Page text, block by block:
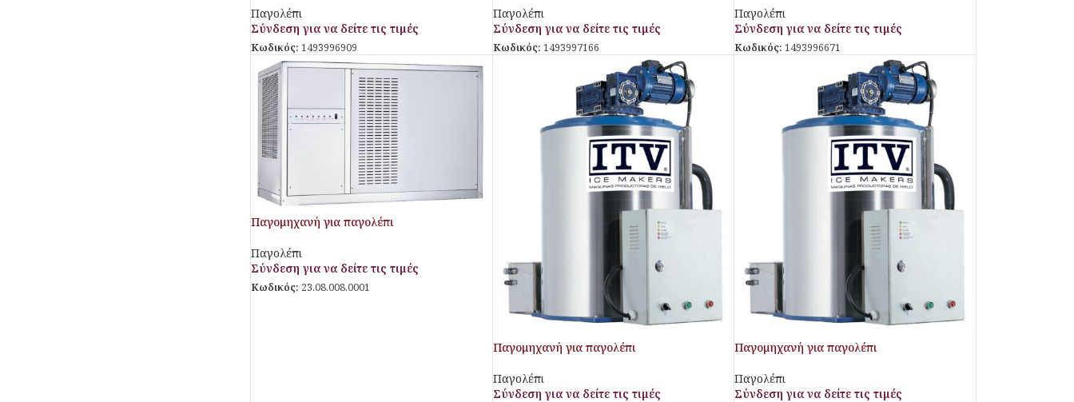
Παγολέπι
Σύνδεση για να δείτε τις τιμές
Κωδικός: 1493996909
Παγολέπι
Σύνδεση για να δείτε τις τιμές
Κωδικός: 1493997166
Παγολέπι
Σύνδεση για να δείτε τις τιμές
Κωδικός:1493996671
Παγομηχανή για παγολέπι
Παγολέπι
Σύνδεση για να δείτε τις τιμές
Κωδικός: 23.08.008.0001
Παγομηχανή για παγολέπι
Παγολέπι
Σύνδεση για να δείτε τις τιμές
Παγομηχανή για παγολέπι
Παγολέπι
Σύνδεση για να δείτε τις τιμές